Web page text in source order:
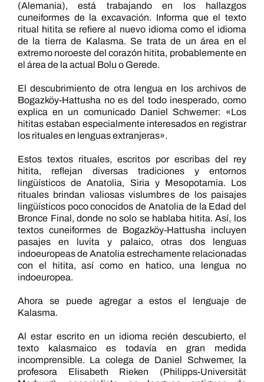
(Alemania), está trabajando en los hallazgos
cuneiformes de la excavación. Informa que el texto
ritual hitita se refiere al nuevo idioma como el idioma
de la tierra de Kalasma. Se trata de un área en el
extremo noroeste del corazón hitita, probablemente en
el área de la actual Bolu o Gerede.
El descubrimiento de otra lengua en los archivos de
Bogazköy-Hattusha no es del todo inesperado, como
explica en un comunicado Daniel Schwemer: «Los
hititas estaban especialmente interesados en registrar
los rituales en lenguas extranjeras».
Estos textos rituales, escritos por escribas del rey
hitita, reflejan diversas tradiciones y entornos
lingüísticos de Anatolia, Siria y Mesopotamia. Los
rituales brindan valiosas vislumbres de los paisajes
lingüísticos poco conocidos de Anatolia de la Edad del
Bronce Final, donde no solo se hablaba hitita. Así, los
textos cuneiformes de Bogazköy-Hattusha incluyen
pasajes en luvita y palaico, otras dos lenguas
indoeuropeas de Anatolia estrechamente relacionadas
con el hitita, así como en hatico, una lengua no
indoeuropea.
Ahora se puede agregar a estos el lenguaje de
Kalasma.
Al estar escrito en un idioma recién descubierto, el
texto kalasmaico es todavía en gran medida
incomprensible. La colega de Daniel Schwemer, la
profesora Elisabeth Rieken (Philipps-Universität